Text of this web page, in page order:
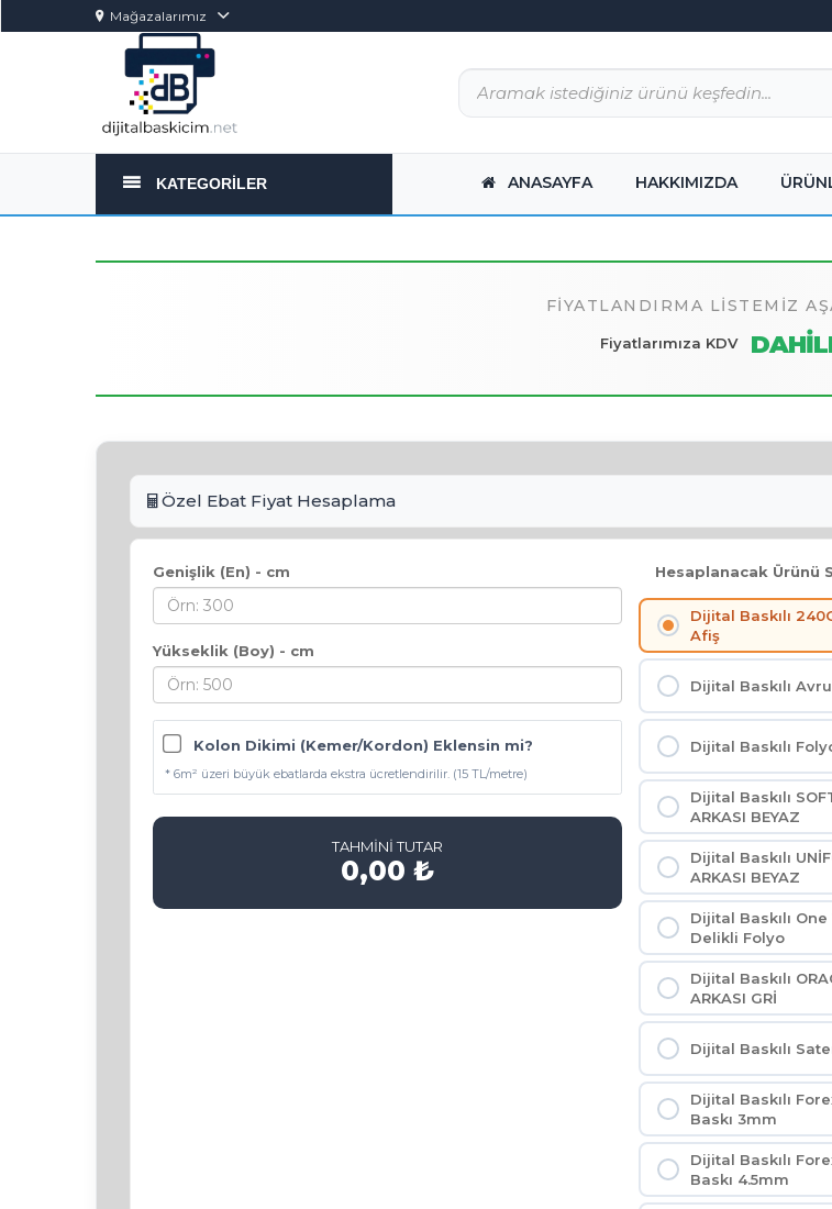
Mağazalarımız
KATEGORILER ANASAYFA HAKKIMIZDA
FIYATLANDIRMA LISTEMIZ
Fiyatlarımıza KDV
Özel Ebat Fiyat Hesaplama
Genişlik (En) - cm
Yükseklik (Boy) - cm
Kolon Dikimi (Kemer/Kordon) Eklensin mi?
* 6m² üzeri büyük ebatlarda ekstra ücretlendirilir. (15 TL/metre)
TAHMİNİ TUTAR
0,00 ₺
Hesaplanacak Ürünü
Dijital Baskılı
Afiş
Dijital Baskılı
Dijital Baskılı
Dijital Baskılı
ARKASI BEYAZ
Dijital Baskılı
ARKASI BEYAZ
Dijital Baskılı
Delikli Folyo
Dijital Baskılı
ARKASI GRİ
Dijital Baskılı
Dijital Baskılı
Baskı 3mm
Dijital Baskılı
Baskı 4.5mm